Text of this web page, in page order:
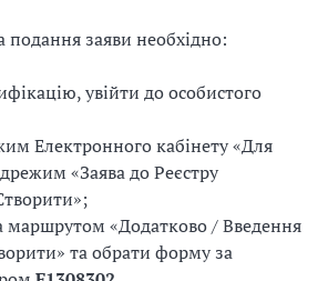
подання заяви необхідно:
увійти до особистого
Електронного кабінету «Для
«Заява до Реєстру
маршрутом «Додатково / Введення
та обрати форму за